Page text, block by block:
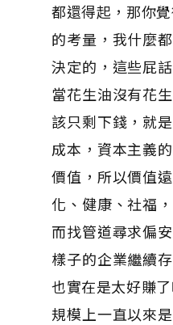
都還得起，那你
的考量，我什麼
決定的，這些屁
當花生油沒有花
該只剩下錢，就
成本，資本主義
價值，所以價值
化、健康、社福
而找管道尋求偏
樣子的企業繼續
也實在是太好賺
規模上一直以來